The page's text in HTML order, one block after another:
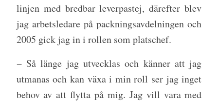
linjen med bredbar leverpastej, därefter blev
jag arbetsledare på packningsavdelningen och
2005 gick jag in i rollen som platschef.
− Så länge jag utvecklas och känner att jag
utmanas och kan växa i min roll ser jag inget
behov av att flytta på mig. Jag vill vara med